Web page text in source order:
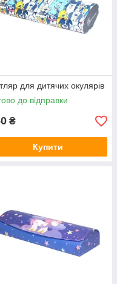
для дитячих окулярів
до відправки
₴
Купити